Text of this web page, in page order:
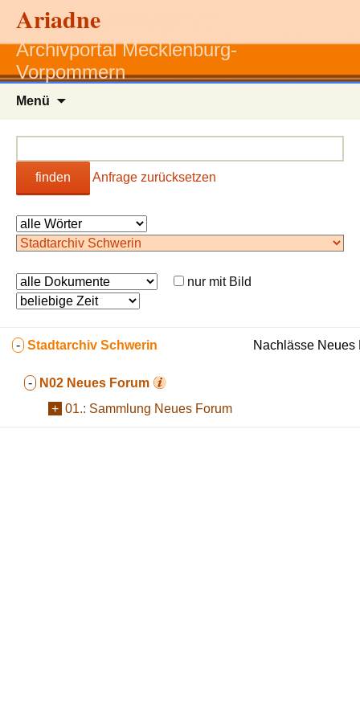
Ariadne
Archivportal Mecklenburg-
Vorpommern
Menü
finden Anfrage zurücksetzen
nur mit Bild
- Stadtarchiv Schwerin
- N02 Neues Forum
+ 01.: Sammlung Neues Forum
Nachlässe Neues